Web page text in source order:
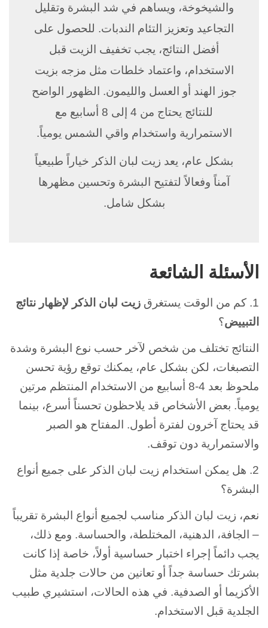
والشيخوخة، ويساهم في شد البشرة وتقليل
التجاعيد وتعزيز التئام الندبات. للحصول على
أفضل النتائج، يجب تخفيف الزيت قبل
الاستخدام، واعتماد خلطات مثل مزجه بزيت
جوز الهند أو العسل والليمون. الظهور الواضح
للنتائج يحتاج من 4 إلى 8 أسابيع مع
الاستمرارية واستخدام واقي الشمس يومياً.
بشكل عام، يعد زيت لبان الذكر خياراً طبيعياً
آمناً وفعالاً لتفتيح البشرة وتحسين مظهرها
بشكل شامل.
الأسئلة الشائعة
1. كم من الوقت يستغرق
زيت لبان الذكر لإظهار نتائج
التبييض؟
النتائج تختلف من شخص لآخر حسب نوع البشرة وشدة
التصبغات، لكن بشكل عام، يمكنك توقع رؤية تحسن
ملحوظ بعد 4-8 أسابيع من الاستخدام المنتظم مرتين
يومياً. بعض الأشخاص قد يلاحظون تحسناً أسرع، بينما
قد يحتاج آخرون لفترة أطول. المفتاح هو الصبر
والاستمرارية دون توقف.
2. هل يمكن استخدام زيت لبان الذكر على جميع أنواع
البشرة؟
نعم، زيت لبان الذكر مناسب لجميع أنواع البشرة تقريباً
– الجافة، الدهنية، المختلطة، والحساسة. ومع ذلك،
يجب دائماً إجراء اختبار حساسية أولاً، خاصة إذا كانت
بشرتك حساسة جداً أو تعانين من حالات جلدية مثل
الأكزيما أو الصدفية. في هذه الحالات، استشيري طبيب
الجلدية قبل الاستخدام.